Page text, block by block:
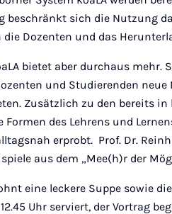
beschränkt sich die Nutzung
Dozenten und das
bietet aber durchaus mehr.
und Studierenden
Zusätzlich zu den bereits
des Lehrens und
erprobt. Prof. Dr.
aus dem „Mee(h)r der
eine leckere Suppe sowie
Uhr serviert, der Vortrag